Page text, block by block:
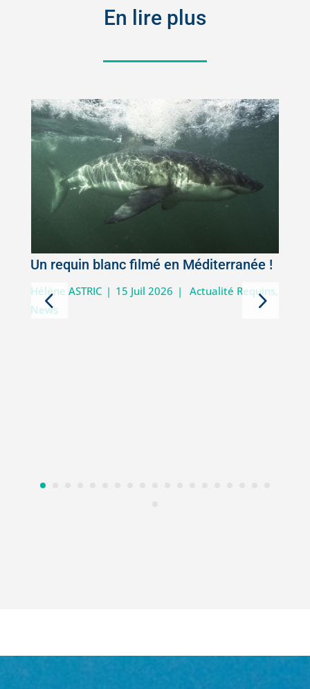
En lire plus
Un requin blanc filmé en Méditerranée !
Hélène ASTRIC | 15 Juil 2026 | Actualité Requins,
News